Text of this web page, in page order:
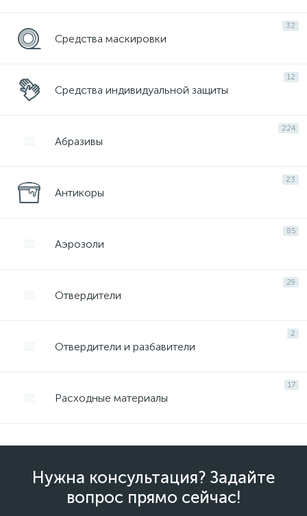
32
Средства маскировки
12
Средства индивидуальной защиты
224
Абразивы
23
Антикоры
85
Аэрозоли
29
Отвердители
2
Отвердители и разбавители
17
Расходные материалы
Нужна консультация? Задайте
вопрос прямо сейчас!